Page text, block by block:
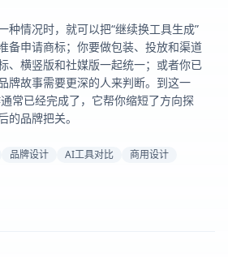
种情况时，就可以把“继续换工具生成”
备申请商标；你要做包装、投放和渠道
、横竖版和社媒版一起统一；或者你已
牌故事需要更深的人来判断。到这一
常已经完成了，它帮你缩短了方向探
的品牌把关。
品牌设计 AI工具对比
商用设计